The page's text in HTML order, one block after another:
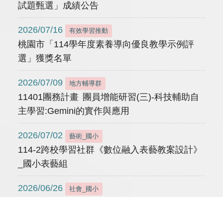
試題甄選」成績公告
2026/07/16 有效學習推動
桃園市「114學年度素養導向優良教學示例評
選」獲獎名單
2026/07/09 地方輔導群
11401團務計畫 團員增能研習(三)-科技輔助自
主學習:Gemini的實作與應用
2026/07/02 藝術_國小
114-2跨校學習社群《數位融入表藝教案設計》
_國小表藝組
2026/06/26 社會_國小